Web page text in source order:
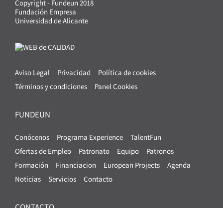
Copyright - Fundeun 2018
Fundación Empresa
Universidad de Alicante
Aviso Legal Privacidad
Política de cookies
Términos y condiciones
Panel Cookies
FUNDEUN
Conócenos Programa Experience
TalentFun
Ofertas de Empleo
Patronato Equipo
Patronos
Formación
Financiacion European Projects
Agenda
Noticias
Servicios Contacto